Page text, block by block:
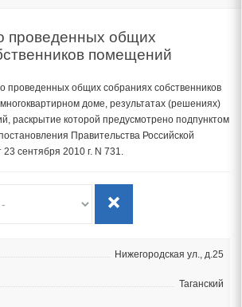
проведенных общих
помещений
проведенных общих собраниях собственников
доме, результатах (решениях)
раскрытие которой предусмотрено подпунктом
Правительства Российской
сентября 2010 г. N 731.
Нижегородская ул., д.25
Таганский